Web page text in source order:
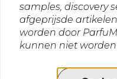
samples, discovery
afgeprijsde
worden door
kunnen niet